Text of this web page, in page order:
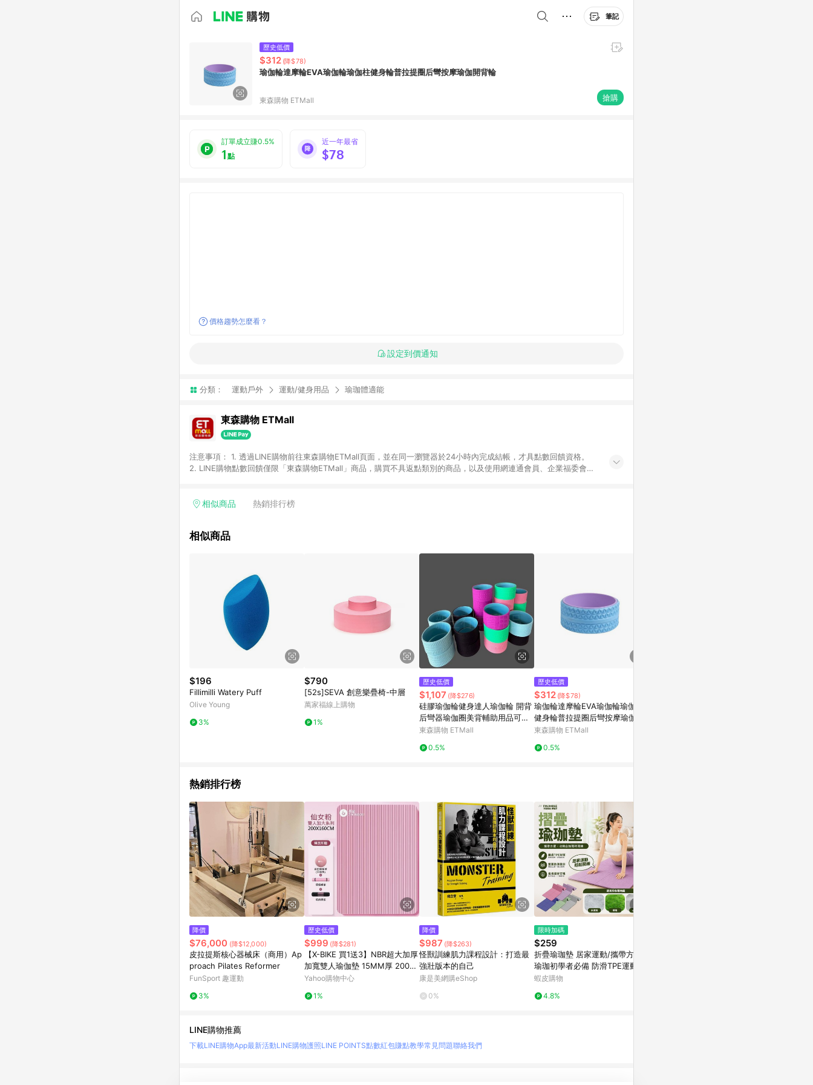
筆記
歷史低價
$312 (降$78)
瑜伽輪達摩輪EVA瑜伽輪瑜伽柱健身輪普拉提圈后彎按摩瑜伽開背輪
東森購物 ETMall 搶購
訂單成立賺0.5%
1點
近一年最省
$78
價格趨勢怎麼看？
設定到價通知
分類： 運動戶外 運動/健身用品 瑜珈體適能
東森購物 ETMall
注意事項： 1. 透過LINE購物前往東森購物ETMall頁面，並在同一瀏覽器於24小時內完成結帳，才具點數回饋資格。
2. LINE購物點數回饋僅限「東森購物ETMall」商品，購買不具返點類別的商品，以及使用網連通會員、企業福委會員
「草莓網」全館商品。 4. 如取消訂單、退貨、退款或購物中登出東森購物ETMall，將無法獲得點數回饋。 5. 點數回
面顯示為準。 7. LINE購物設有「單一商品最高回饋點數」機制(特殊活動時開放「回饋無上限」)，以同一訂單中同一
贈點回饋。 10. 部分點數紅包僅限指定商品使用，或不適用於無回饋商品。各點數紅包之適用商品與使用條件請依點數
紅包頁面規則為準。
相似商品 熱銷排行榜
相似商品
$196
Fillimilli Watery Puff
Olive Young
3%
$790
[52s]SEVA 創意樂疊椅-中層
萬家福線上購物
1%
歷史低價
$1,107 (降$276)
硅膠瑜伽輪健身達人瑜伽輪 開背
后彎器瑜伽圈美背輔助用品可代
發
東森購物 ETMall
0.5%
歷史低價
$312 (降$78)
瑜伽輪達摩輪EVA瑜伽輪瑜伽柱
健身輪普拉提圈后彎按摩瑜伽開
背輪
東森購物 ETMall
0.5%
熱銷排行榜
降價
$76,000 (降$12,000)
皮拉提斯核心器械床（商用）Ap
proach Pilates Reformer
FunSport 趣運動
3%
歷史低價
$999 (降$281)
【X-BIKE 買1送3】NBR超大加厚
加寬雙人瑜伽墊 15MM厚 200×1
60CM 瑜珈墊/地墊 SGS認證 N2
公分皮拉提斯球)
Yahoo購物中心
1%
降價
$987 (降$263)
怪獸訓練肌力課程設計：打造最
強壯版本的自己
康是美網購eShop
0%
限時加碼
$259
折疊瑜珈墊 居家運動/攜帶方便/
瑜珈初學者必備 防滑TPE運動墊
健身墊 加厚防汗墊
蝦皮購物
4.8%
LINE購物推薦
下載LINE購物App最新活動LINE購物護照LINE POINTS點數紅包賺點教學常見問題聯絡我們